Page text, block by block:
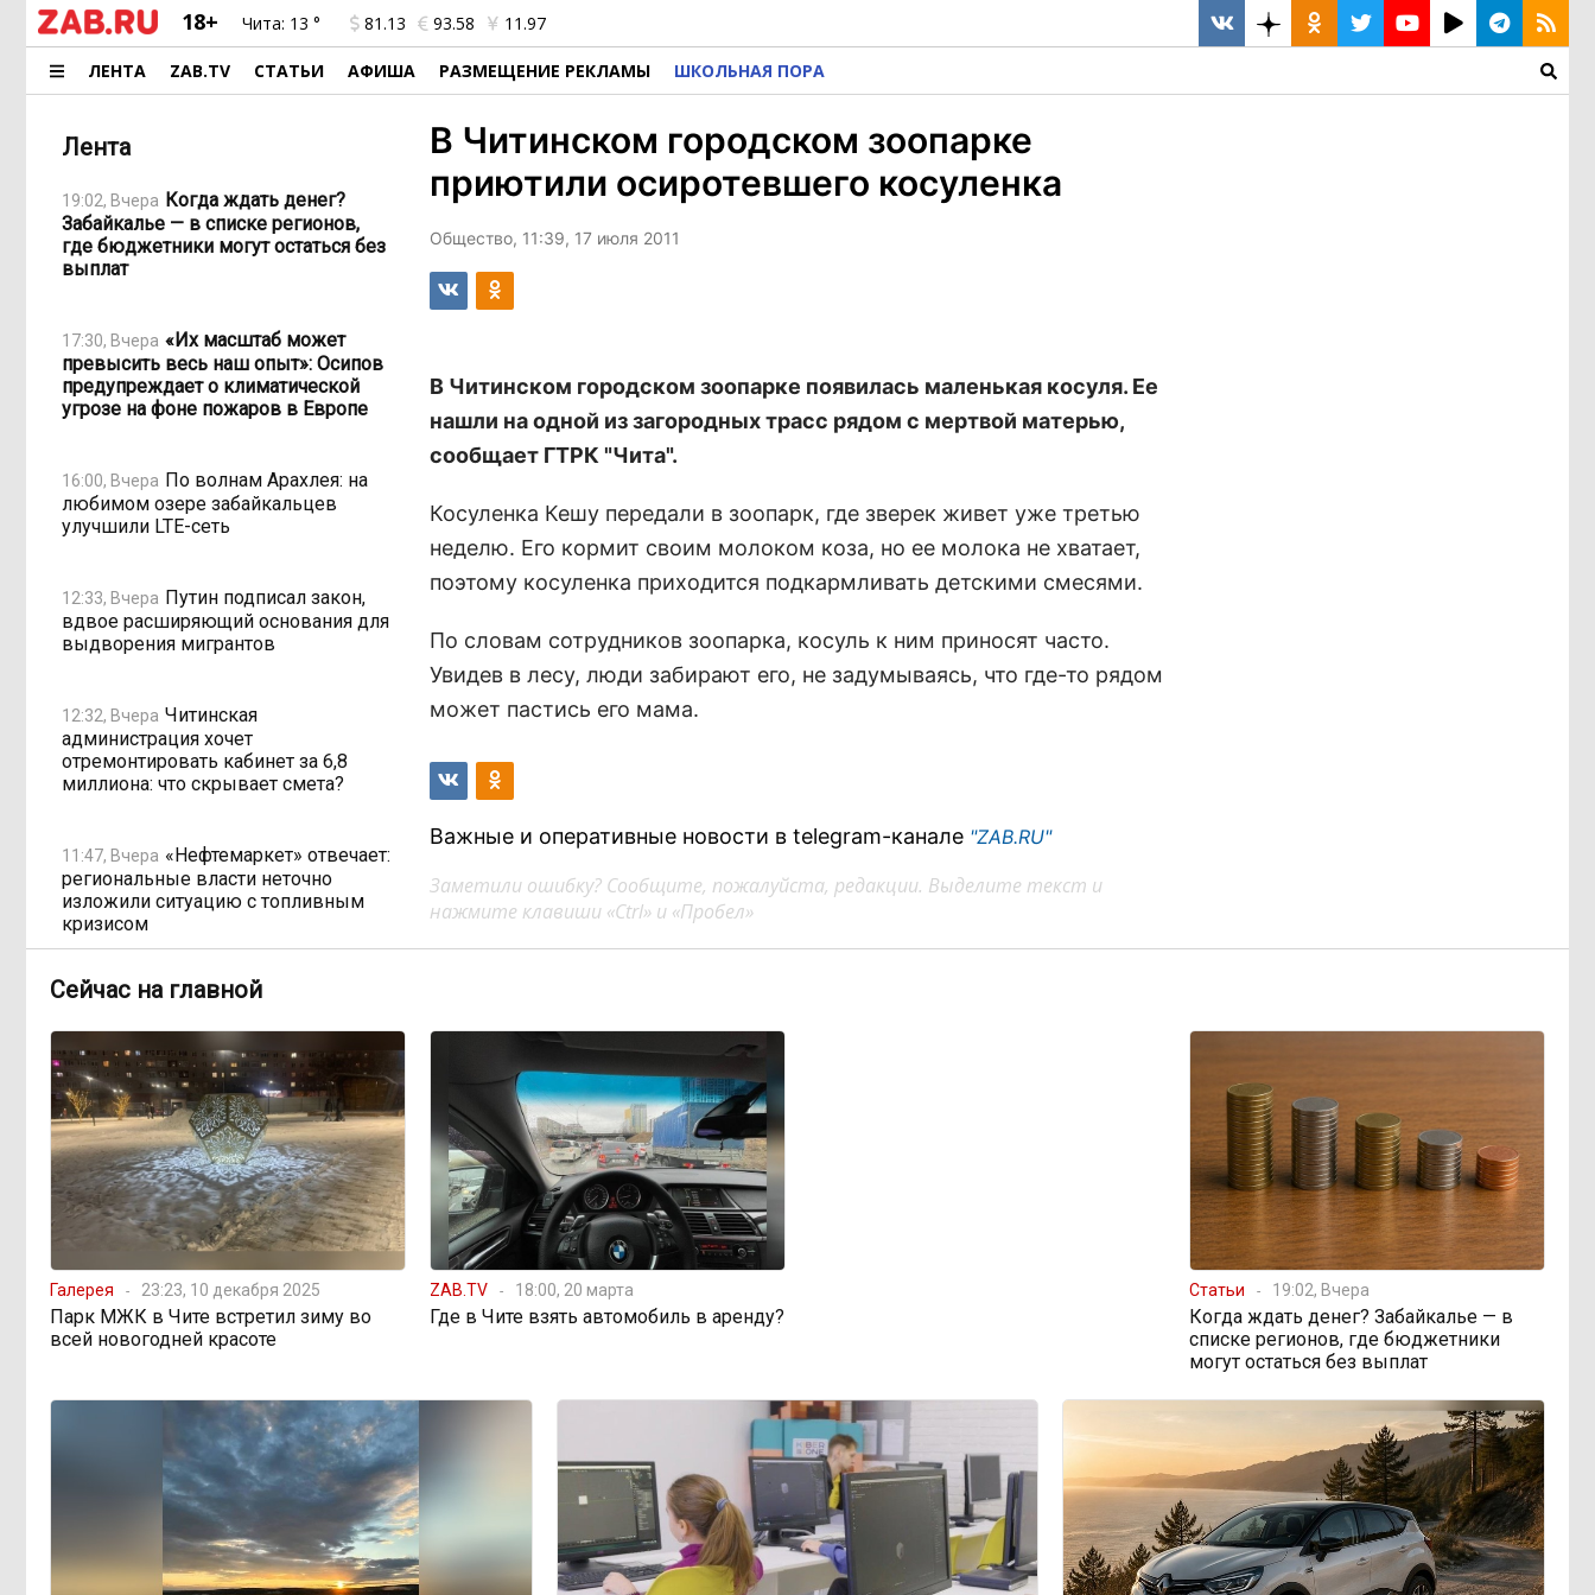
18+ Чита: 13 ° 81.13 93.58 11.97
ЛЕНТА ZAB.TV СТАТЬИ АФИША РАЗМЕЩЕНИЕ РЕКЛАМЫ ШКОЛЬНАЯ ПОРА
Лента
19:02, Вчера Когда ждать денег?
Забайкалье — в списке регионов,
где бюджетники могут остаться без
выплат
17:30, Вчера «Их масштаб может
превысить весь наш опыт»: Осипов
предупреждает о климатической
угрозе на фоне пожаров в Европе
16:00, Вчера По волнам Арахлея: на
любимом озере забайкальцев
улучшили LTE-сеть
12:33, Вчера Путин подписал закон,
вдвое расширяющий основания для
выдворения мигрантов
12:32, Вчера Читинская
администрация хочет
отремонтировать кабинет за 6,8
миллиона: что скрывает смета?
11:47, Вчера «Нефтемаркет» отвечает:
региональные власти неточно
изложили ситуацию с топливным
кризисом
09:33, Вчера
Учителя в Забайкалье
в среднем по стране
08:31, Вчера Чита готовится к зиме
08:02, Вчера Лес, которого нет в
отчётах
16:00, 4 августа «Ребёнок должен
хотеть учиться, а не просто идти в
школу с рюкзаком»: детский
психолог Наталья Малинина о
Как Китай покоряет
мир не электромобилями, а
стаканом чая
15:10, 4 августа Почти половина
дальневосточников готовы
В Читинском городском зоопарке
приютили осиротевшего косуленка
Общество, 11:39, 17 июля 2011
В Читинском городском зоопарке появилась маленькая косуля. Ее
нашли на одной из загородных трасс рядом с мертвой матерью,
сообщает ГТРК "Чита".
Косуленка Кешу передали в зоопарк, где зверек живет уже третью
неделю. Его кормит своим молоком коза, но ее молока не хватает,
поэтому косуленка приходится подкармливать детскими смесями.
По словам сотрудников зоопарка, косуль к ним приносят часто.
Увидев в лесу, люди забирают его, не задумываясь, что где-то рядом
может пастись его мама.
Важные и оперативные новости в telegram-канале "ZAB.RU"
Заметили ошибку? Сообщите, пожалуйста, редакции. Выделите текст и
нажмите клавиши «Ctrl» и «Пробел»
Сейчас на главной
Галерея 23:23, 10 декабря 2025
Парк МЖК в Чите встретил зиму во
всей новогодней красоте
ZAB.TV 18:00, 20 марта
Где в Чите взять автомобиль в аренду?
Статьи 19:02, Вчера
Когда ждать денег? Забайкалье — в
списке регионов, где бюджетники
могут остаться без выплат